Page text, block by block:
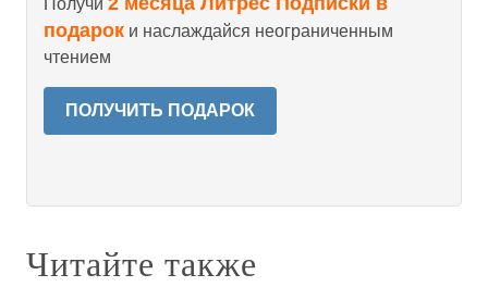
Получи
подарок и наслаждайся неограниченным
чтением
ПОЛУЧИТЬ ПОДАРОК
Читайте также